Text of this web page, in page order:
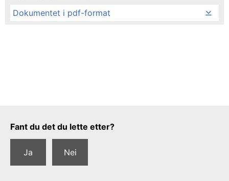
Dokumentet i pdf-format
Tilbakemeldingsskjema
Fant du det du lette etter?
Ja Nei